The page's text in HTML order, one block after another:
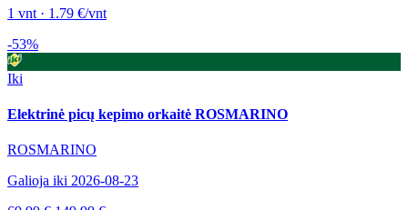
1 vnt · 1.79 €/vnt
-53%
Iki
Elektrinė picų kepimo orkaitė ROSMARINO
ROSMARINO
Galioja iki 2026-08-23